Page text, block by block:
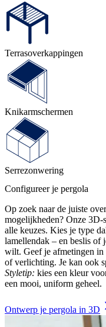
Terras­overkappingen
Knikarm­schermen
Serrezonwering
Configureer je pergola
Op zoek naar de juiste
mogelijkheden? Onze 3D-
alle keuzes. Kies je type
lamellendak – en beslis of
wilt. Geef je afmetingen in
of verlichting. Je kan ook
Styletip: kies een kleur
een mooi, uniform geheel.
Ontwerp je pergola in 3D